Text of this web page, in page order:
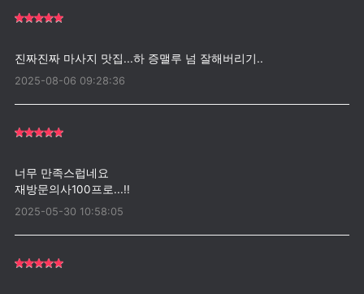
2025-08-06 09:28:36
너무 만족스럽네요
2025-05-30 10:58:05